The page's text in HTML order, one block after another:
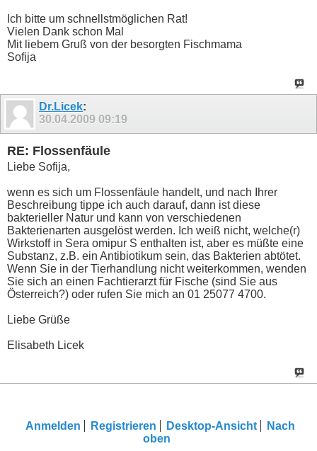
Ich bitte um schnellstmöglichen Rat!
Vielen Dank schon Mal
Mit liebem Gruß von der besorgten Fischmama
Sofija
Dr.Licek:
30.04.2009 09:19
RE: Flossenfäule
Liebe Sofija,
wenn es sich um Flossenfäule handelt, und nach Ihrer
Beschreibung tippe ich auch darauf, dann ist diese
bakterieller Natur und kann von verschiedenen
Bakterienarten ausgelöst werden. Ich weiß nicht, welche(r)
Wirkstoff in Sera omipur S enthalten ist, aber es müßte eine
Substanz, z.B. ein Antibiotikum sein, das Bakterien abtötet.
Wenn Sie in der Tierhandlung nicht weiterkommen, wenden
Sie sich an einen Fachtierarzt für Fische (sind Sie aus
Österreich?) oder rufen Sie mich an 01 25077 4700.
Liebe Grüße
Elisabeth Licek
Anmelden Registrieren Desktop-Ansicht
Nach
oben